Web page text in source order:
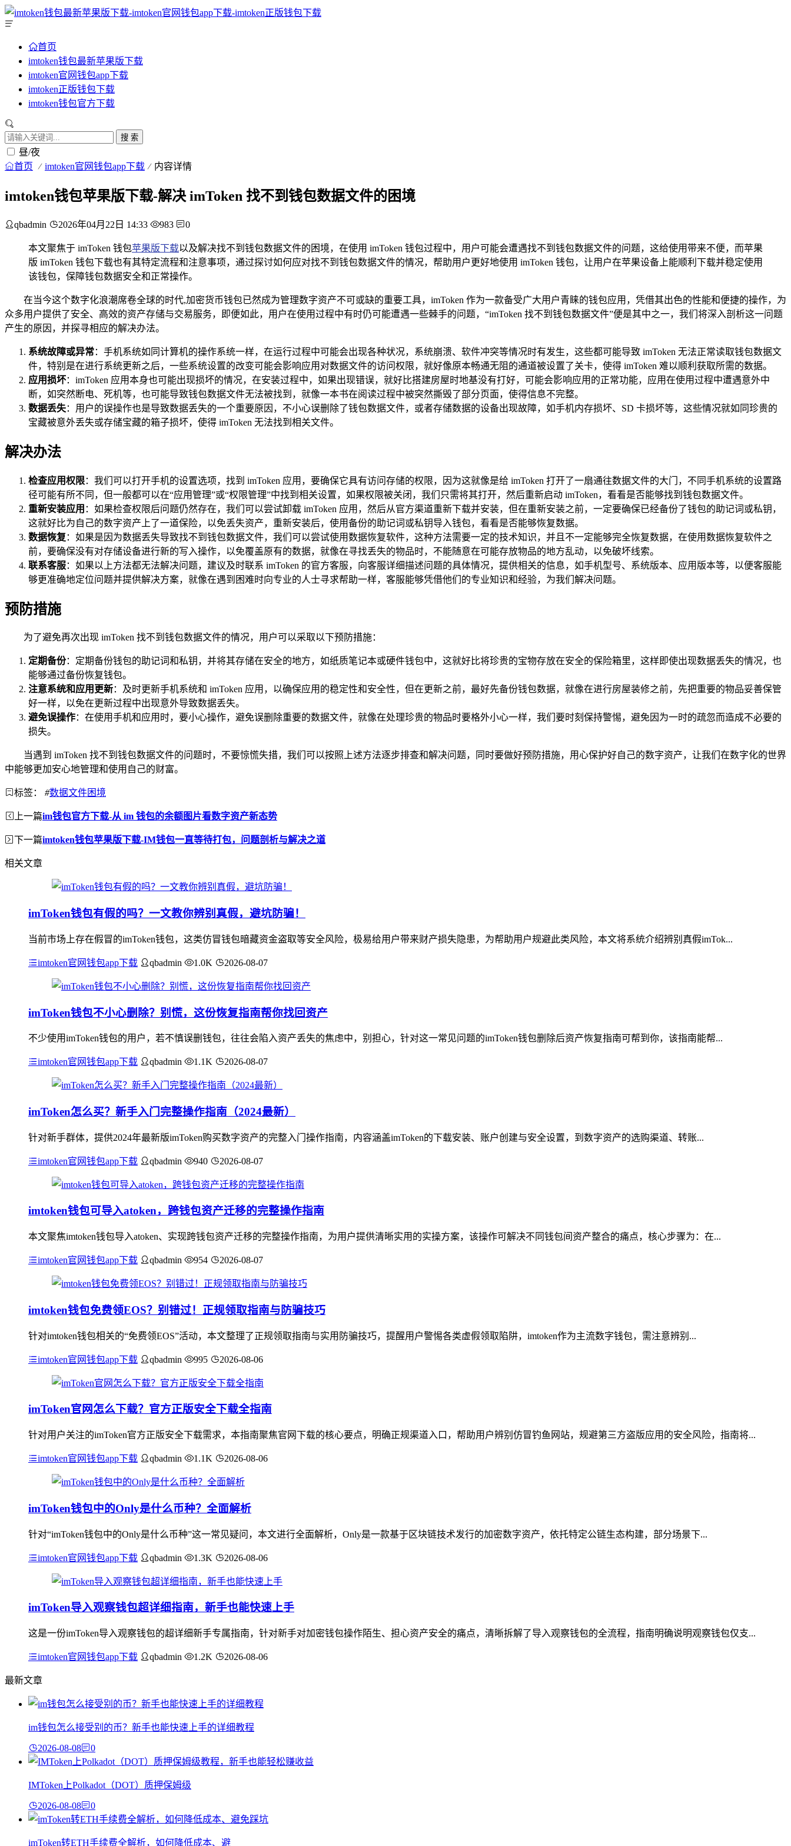
首页
imtoken钱包最新苹果版下载
imtoken官网钱包app下载
imtoken正版钱包下载
imtoken钱包官方下载
搜 索
昼/夜
首页 imtoken官网钱包app下载 内容详情
imtoken钱包苹果版下载-解决 imToken 找不到钱包数据文件的困境
qbadmin 2026年04月22日 14:33 983 0
本文聚焦于 imToken 钱包苹果版下载以及解决找不到钱包数据文件的困境，在使用 imToken 钱包过程中，用户可能会遭遇找不到钱包数据文件的问题，这给使用带来不便，而苹果
版 imToken 钱包下载也有其特定流程和注意事项，通过探讨如何应对找不到钱包数据文件的情况，帮助用户更好地使用 imToken 钱包，让用户在苹果设备上能顺利下载并稳定使用
该钱包，保障钱包数据安全和正常操作。
在当今这个数字化浪潮席卷全球的时代,加密货币钱包已然成为管理数字资产不可或缺的重要工具，imToken 作为一款备受广大用户青睐的钱包应用，凭借其出色的性能和便捷的操作，为
众多用户提供了安全、高效的资产存储与交易服务，即便如此，用户在使用过程中有时仍可能遭遇一些棘手的问题，“imToken 找不到钱包数据文件”便是其中之一，我们将深入剖析这一问题
产生的原因，并探寻相应的解决办法。
系统故障或异常：手机系统如同计算机的操作系统一样，在运行过程中可能会出现各种状况，系统崩溃、软件冲突等情况时有发生，这些都可能导致 imToken 无法正常读取钱包数据文
件，特别是在进行系统更新之后，一些系统设置的改变可能会影响应用对数据文件的访问权限，就好像原本畅通无阻的通道被设置了关卡，使得 imToken 难以顺利获取所需的数据。
应用损坏：imToken 应用本身也可能出现损坏的情况，在安装过程中，如果出现错误，就好比搭建房屋时地基没有打好，可能会影响应用的正常功能，应用在使用过程中遭遇意外中
断，如突然断电、死机等，也可能导致钱包数据文件无法被找到，就像一本书在阅读过程中被突然撕毁了部分页面，使得信息不完整。
数据丢失：用户的误操作也是导致数据丢失的一个重要原因，不小心误删除了钱包数据文件，或者存储数据的设备出现故障，如手机内存损坏、SD 卡损坏等，这些情况就如同珍贵的
宝藏被意外丢失或存储宝藏的箱子损坏，使得 imToken 无法找到相关文件。
解决办法
检查应用权限：我们可以打开手机的设置选项，找到 imToken 应用，要确保它具有访问存储的权限，因为这就像是给 imToken 打开了一扇通往数据文件的大门，不同手机系统的设置路
径可能有所不同，但一般都可以在“应用管理”或“权限管理”中找到相关设置，如果权限被关闭，我们只需将其打开，然后重新启动 imToken，看看是否能够找到钱包数据文件。
重新安装应用 ：如果检查权限后问题仍然存在，我们可以尝试卸载 imToken 应用，然后从官方渠道重新下载并安装，但在重新安装之前，一定要确保已经备份了钱包的助记词或私钥，
这就好比为自己的数字资产上了一道保险，以免丢失资产，重新安装后，使用备份的助记词或私钥导入钱包，看看是否能够恢复数据。
数据恢复 ：如果是因为数据丢失导致找不到钱包数据文件，我们可以尝试使用数据恢复软件，这种方法需要一定的技术知识，并且不一定能够完全恢复数据，在使用数据恢复软件之
前，要确保没有对存储设备进行新的写入操作，以免覆盖原有的数据，就像在寻找丢失的物品时，不能随意在可能存放物品的地方乱动，以免破坏线索。
联系客服：如果以上方法都无法解决问题，建议及时联系 imToken 的官方客服，向客服详细描述问题的具体情况，提供相关的信息，如手机型号、系统版本、应用版本等，以便客服能
够更准确地定位问题并提供解决方案，就像在遇到困难时向专业的人士寻求帮助一样，客服能够凭借他们的专业知识和经验，为我们解决问题。
预防措施
为了避免再次出现 imToken 找不到钱包数据文件的情况，用户可以采取以下预防措施：
定期备份：定期备份钱包的助记词和私钥，并将其存储在安全的地方，如纸质笔记本或硬件钱包中，这就好比将珍贵的宝物存放在安全的保险箱里，这样即使出现数据丢失的情况，也
能够通过备份恢复钱包。
注意系统和应用更新：及时更新手机系统和 imToken 应用，以确保应用的稳定性和安全性，但在更新之前，最好先备份钱包数据，就像在进行房屋装修之前，先把重要的物品妥善保管
好一样，以免在更新过程中出现意外导致数据丢失。
避免误操作：在使用手机和应用时，要小心操作，避免误删除重要的数据文件，就像在处理珍贵的物品时要格外小心一样，我们要时刻保持警惕，避免因为一时的疏忽而造成不必要的
损失。
当遇到 imToken 找不到钱包数据文件的问题时，不要惊慌失措，我们可以按照上述方法逐步排查和解决问题，同时要做好预防措施，用心保护好自己的数字资产，让我们在数字化的世界
中能够更加安心地管理和使用自己的财富。
标签： #数据文件困境
上一篇im钱包官方下载-从 im 钱包的余额图片看数字资产新态势
下一篇imtoken钱包苹果版下载-IM钱包一直等待打包，问题剖析与解决之道
相关文章
imToken钱包有假的吗？一文教你辨别真假，避坑防骗！
当前市场上存在假冒的imToken钱包，这类仿冒钱包暗藏资金盗取等安全风险，极易给用户带来财产损失隐患，为帮助用户规避此类风险，本文将系统介绍辨别真假imTok...
imtoken官网钱包app下载 qbadmin 1.0K 2026-08-07
imToken钱包不小心删除？别慌，这份恢复指南帮你找回资产
不少使用imToken钱包的用户，若不慎误删钱包，往往会陷入资产丢失的焦虑中，别担心，针对这一常见问题的imToken钱包删除后资产恢复指南可帮到你，该指南能帮...
imtoken官网钱包app下载 qbadmin 1.1K 2026-08-07
imToken怎么买？新手入门完整操作指南（2024最新）
针对新手群体，提供2024年最新版imToken购买数字资产的完整入门操作指南，内容涵盖imToken的下载安装、账户创建与安全设置，到数字资产的选购渠道、转账...
imtoken官网钱包app下载 qbadmin 940 2026-08-07
imtoken钱包可导入atoken，跨钱包资产迁移的完整操作指南
本文聚焦imtoken钱包导入atoken、实现跨钱包资产迁移的完整操作指南，为用户提供清晰实用的实操方案，该操作可解决不同钱包间资产整合的痛点，核心步骤为：在...
imtoken官网钱包app下载 qbadmin 954 2026-08-07
imtoken钱包免费领EOS？别错过！正规领取指南与防骗技巧
针对imtoken钱包相关的“免费领EOS”活动，本文整理了正规领取指南与实用防骗技巧，提醒用户警惕各类虚假领取陷阱，imtoken作为主流数字钱包，需注意辨别...
imtoken官网钱包app下载 qbadmin 995 2026-08-06
imToken官网怎么下载？官方正版安全下载全指南
针对用户关注的imToken官方正版安全下载需求，本指南聚焦官网下载的核心要点，明确正规渠道入口，帮助用户辨别仿冒钓鱼网站，规避第三方盗版应用的安全风险，指南将...
imtoken官网钱包app下载 qbadmin 1.1K 2026-08-06
imToken钱包中的Only是什么币种？全面解析
针对“imToken钱包中的Only是什么币种”这一常见疑问，本文进行全面解析，Only是一款基于区块链技术发行的加密数字资产，依托特定公链生态构建，部分场景下...
imtoken官网钱包app下载 qbadmin 1.3K 2026-08-06
imToken导入观察钱包超详细指南，新手也能快速上手
这是一份imToken导入观察钱包的超详细新手专属指南，针对新手对加密钱包操作陌生、担心资产安全的痛点，清晰拆解了导入观察钱包的全流程，指南明确说明观察钱包仅支...
imtoken官网钱包app下载 qbadmin 1.2K 2026-08-06
最新文章
im钱包怎么接受别的币？新手也能快速上手的详细教程
2026-08-08 0
IMToken上Polkadot（DOT）质押保姆级
2026-08-08 0
imToken转ETH手续费全解析，如何降低成本、避